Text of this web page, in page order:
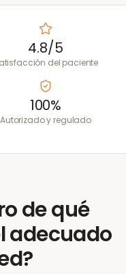
4.8/5
del paciente
100%
Autorizado y regulado
de qué
adecuado